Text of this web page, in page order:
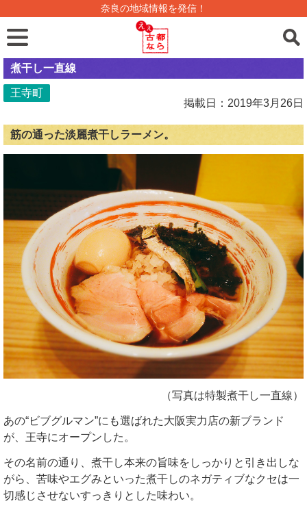
奈良の地域情報を発信！
煮干し一直線
王寺町
掲載日：2019年3月26日
筋の通った淡麗煮干しラーメン。
（写真は特製煮干し一直線）
あの“ビブグルマン”にも選ばれた大阪実力店の新ブランド
が、王寺にオープンした。
その名前の通り、煮干し本来の旨味をしっかりと引き出しな
がら、苦味やエグみといった煮干しのネガティブなクセは一
切感じさせないすっきりとした味わい。